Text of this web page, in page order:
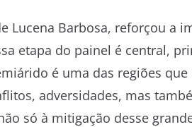
Lucena Barbosa, reforçou a
etapa do painel é central,
é uma das regiões
adversidades, mas
só à mitigação desse